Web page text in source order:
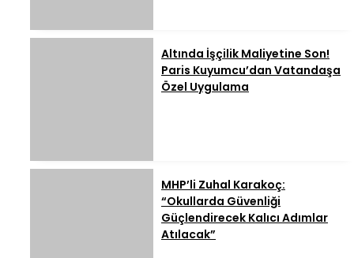
Altında İşçilik Maliyetine Son!
Paris Kuyumcu’dan Vatandaşa
Özel Uygulama
MHP’li Zuhal Karakoç:
“Okullarda Güvenliği
Güçlendirecek Kalıcı Adımlar
Atılacak”